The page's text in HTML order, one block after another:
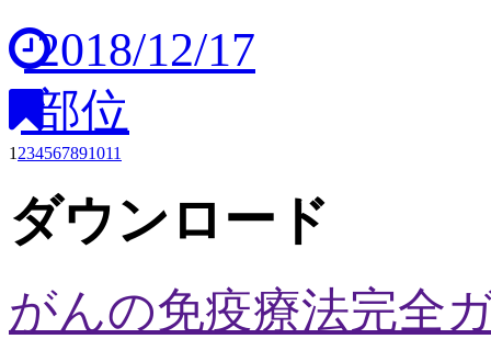
2018/12/17
部位
1 234567891011
ダウンロード
がんの免疫療法完全